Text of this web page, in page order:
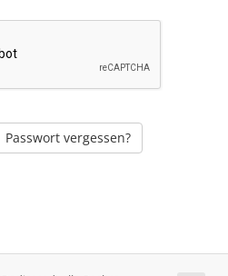
Passwort vergessen?